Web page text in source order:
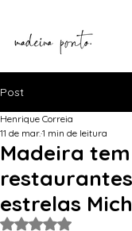
Post
Madeira
estrelas
Henrique Correia
11 de mar.1 min de leitura
Avaliado com NaN